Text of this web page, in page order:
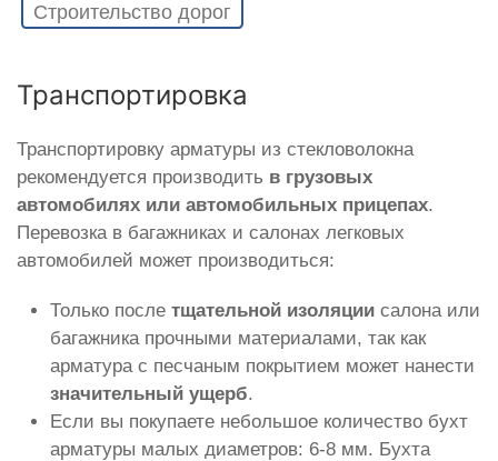
Строительство дорог
Транспортировка
Транспортировку арматуры из стекловолокна
рекомендуется производить в грузовых
автомобилях или автомобильных прицепах.
Перевозка в багажниках и салонах легковых
автомобилей может производиться:
Только после тщательной изоляции салона или
багажника прочными материалами, так как
арматура с песчаным покрытием может нанести
значительный ущерб.
Если вы покупаете небольшое количество бухт
арматуры малых диаметров: 6-8 мм. Бухта